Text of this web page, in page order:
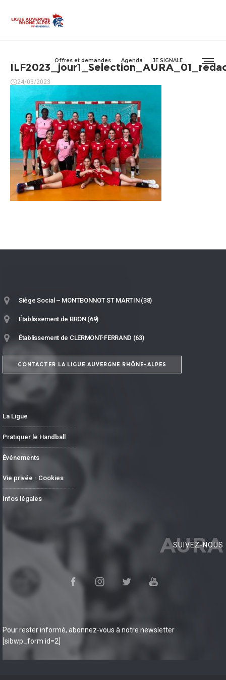
Offres et demandes Agenda JE SIGNALE
24/03/2023
Siège Social – MONTBONNOT ST MARTIN (38)
Établissement de BRON (69)
Établissement de CLERMONT-FERRAND (63)
CONTACTER LA LIGUE AUVERGNE RHÔNE-ALPES
La Ligue
Pratiquer le Handball
Événements
Vie privée - Cookies
Infos légales
AURA
SUIVEZ-NOUS
Pour rester informé, abonnez-vous à notre newsletter
[sibwp_form id=2]